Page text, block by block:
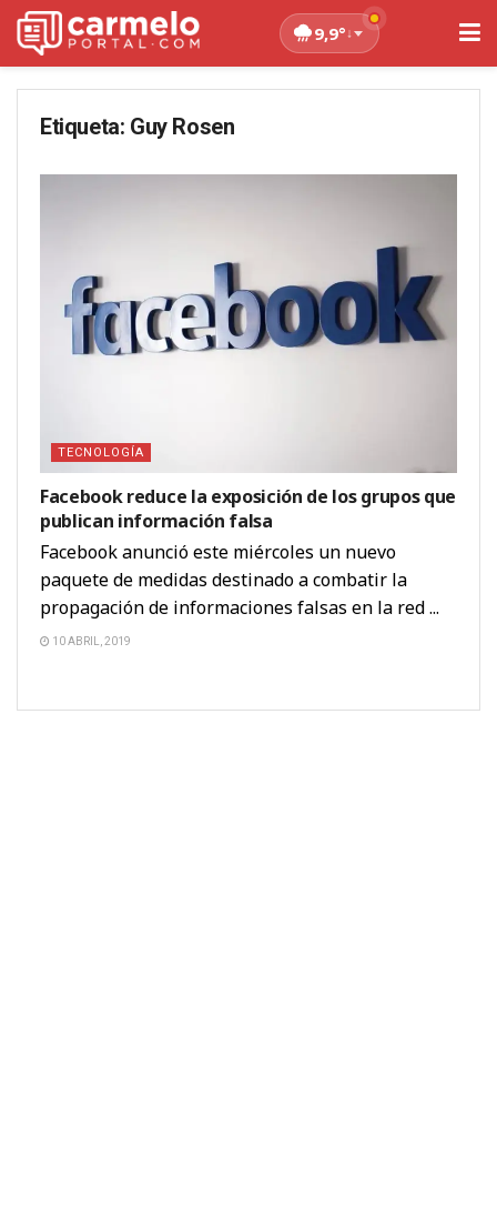
9,9°↓
Etiqueta: Guy Rosen
TECNOLOGÍA
Facebook reduce la exposición de los grupos que
publican información falsa
Facebook anunció este miércoles un nuevo
paquete de medidas destinado a combatir la
propagación de informaciones falsas en la red ...
10 ABRIL, 2019